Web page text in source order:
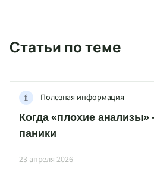
Статьи по теме
Полезная информация
Когда «плохие
паники
23 апреля 2026